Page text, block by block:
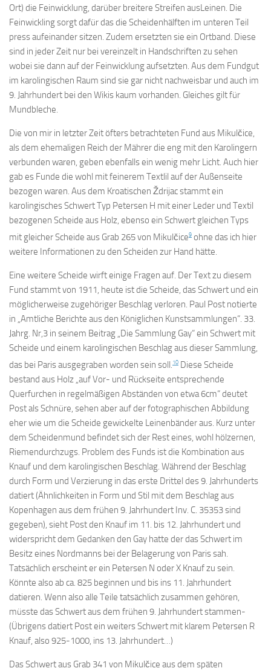
Ort) die Feinwicklung, darüber breitere Streifen ausLeinen. Die
Feinwickling sorgt dafür das die Scheidenhälften im unteren Teil
press aufeinander sitzen. Zudem ersetzten sie ein Ortband. Diese
sind in jeder Zeit nur bei vereinzelt in Handschriften zu sehen
wobei sie dann auf der Feinwicklung aufsetzten. Aus dem Fundgut
im karolingischen Raum sind sie gar nicht nachweisbar und auch im
9. Jahrhundert bei den Wikis kaum vorhanden. Gleiches gilt für
Mundbleche.
Die von mir in letzter Zeit öfters betrachteten Fund aus Mikulčice,
als dem ehemaligen Reich der Mährer die eng mit den Karolingern
verbunden waren, geben ebenfalls ein wenig mehr Licht. Auch hier
gab es Funde die wohl mit feinerem Textlil auf der Außenseite
bezogen waren. Aus dem Kroatischen Ždrijac stammt ein
karolingisches Schwert Typ Petersen H mit einer Leder und Textil
bezogenen Scheide aus Holz, ebenso ein Schwert gleichen Typs
mit gleicher Scheide aus Grab 265 von Mikulčice9 ohne das ich hier
weitere Informationen zu den Scheiden zur Hand hätte.
Eine weitere Scheide wirft einige Fragen auf. Der Text zu diesem
Fund stammt von 1911, heute ist die Scheide, das Schwert und ein
möglicherweise zugehöriger Beschlag verloren. Paul Post notierte
in „Amtliche Berichte aus den Königlichen Kunstsammlungen“. 33.
Jahrg. Nr,3 in seinem Beitrag „Die Sammlung Gay“ ein Schwert mit
Scheide und einem karolingischen Beschlag aus dieser Sammlung,
das bei Paris ausgegraben worden sein soll.10 Diese Scheide
bestand aus Holz „auf Vor- und Rückseite entsprechende
Querfurchen in regelmäßigen Abständen von etwa 6cm“ deutet
Post als Schnüre, sehen aber auf der fotographischen Abbildung
eher wie um die Scheide gewickelte Leinenbänder aus. Kurz unter
dem Scheidenmund befindet sich der Rest eines, wohl hölzernen,
Riemendurchzugs. Problem des Funds ist die Kombination aus
Knauf und dem karolingischen Beschlag. Während der Beschlag
durch Form und Verzierung in das erste Drittel des 9. Jahrhunderts
datiert (Ähnlichkeiten in Form und Stil mit dem Beschlag aus
Kopenhagen aus dem frühen 9. Jahrhundert Inv. C. 35353 sind
gegeben), sieht Post den Knauf im 11. bis 12. Jahrhundert und
widerspricht dem Gedanken den Gay hatte der das Schwert im
Besitz eines Nordmanns bei der Belagerung von Paris sah.
Tatsächlich erscheint er ein Petersen N oder X Knauf zu sein.
Könnte also ab ca. 825 beginnen und bis ins 11. Jahrhundert
datieren. Wenn also alle Teile tatsächlich zusammen gehören,
müsste das Schwert aus dem frühen 9. Jahrhundert stammen-
(Übrigens datiert Post ein weiters Schwert mit klarem Petersen R
Knauf, also 925-1000, ins 13. Jahrhundert…)
Das Schwert aus Grab 341 von Mikulčice aus dem späten